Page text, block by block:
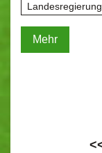
Landesregierung
Mehr